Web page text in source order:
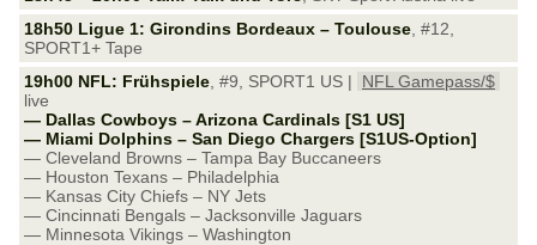
18h50 Ligue 1: Girondins Bordeaux – Toulouse , #12,
SPORT1+ Tape
19h00 NFL: Frühspiele , #9, SPORT1 US |
NFL Gamepass/$
live
— Dallas Cowboys – Arizona Cardinals [S1 US]
— Miami Dolphins – San Diego Chargers [S1US-Option]
— Cleveland Browns – Tampa Bay Buccaneers
— Houston Texans – Philadelphia
— Kansas City Chiefs – NY Jets
— Cincinnati Bengals – Jacksonville Jaguars
— Minnesota Vikings – Washington